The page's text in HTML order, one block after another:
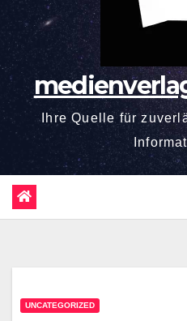
Ihre Quelle für
UNCATEGORIZED